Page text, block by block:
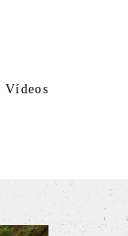
Vídeos